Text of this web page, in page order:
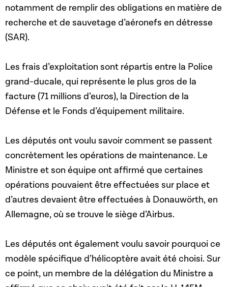
notamment de remplir des obligations en matière de
recherche et de sauvetage d’aéronefs en détresse
(SAR).
Les frais d’exploitation sont répartis entre la Police
grand-ducale, qui représente le plus gros de la
facture (71 millions d’euros), la Direction de la
Défense et le Fonds d’équipement militaire.
Les députés ont voulu savoir comment se passent
concrètement les opérations de maintenance. Le
Ministre et son équipe ont affirmé que certaines
opérations pouvaient être effectuées sur place et
d’autres devaient être effectuées à Donauwörth, en
Allemagne, où se trouve le siège d’Airbus.
Les députés ont également voulu savoir pourquoi ce
modèle spécifique d’hélicoptère avait été choisi. Sur
ce point, un membre de la délégation du Ministre a